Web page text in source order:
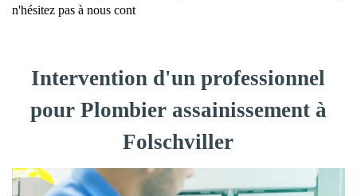
n'hésitez pas à nous cont
Intervention d'un professionnel
pour Plombier assainissement à
Folschviller